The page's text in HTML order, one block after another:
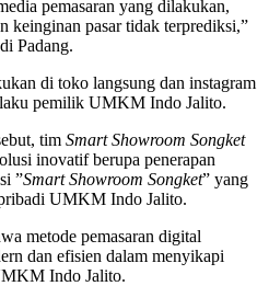
pemasaran yang dilakukan,
keinginan pasar tidak terprediksi,”
Padang.
di toko langsung dan instagram
pemilik UMKM Indo Jalito.
tim Smart Showroom Songket
inovatif berupa penerapan
”Smart Showroom Songket” yang
UMKM Indo Jalito.
metode pemasaran digital
dan efisien dalam menyikapi
Indo Jalito.